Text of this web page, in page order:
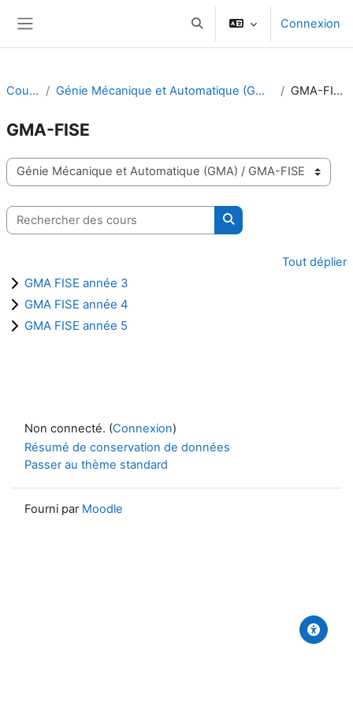
Activer/désactiver la saisie
Connexion
Cours Génie Mécanique et Automatique (GMA) GMA-FISE
GMA-FISE
Catégories de cours
Rechercher des cours
Rechercher des cours
Tout déplier
GMA FISE année 3
GMA FISE année 4
GMA FISE année 5
Non connecté. (Connexion)
Résumé de conservation de données
Passer au thème standard
Fourni par Moodle